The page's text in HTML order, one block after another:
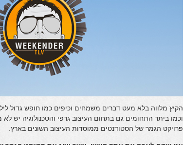
הקיץ מלווה בלא מעט דברים משמחים וכיפים כמו חופש גדול
וכמו ביתר התחומים גם בתחום העיצוב גרפי והטכנולוגיה יש
פרויקט הגמר של הסטודנטים ממוסדות העיצוב השונים בארץ.